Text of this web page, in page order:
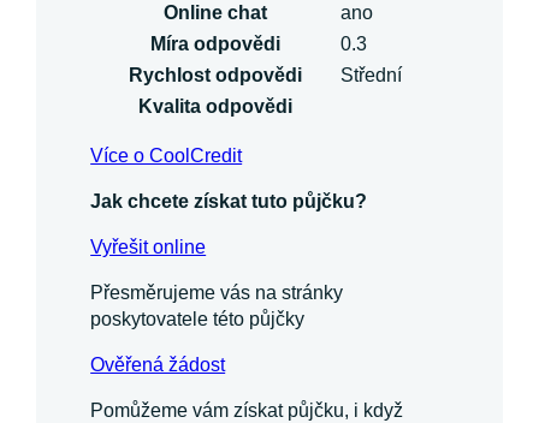
Online chat
ano
Míra odpovědi
0.3
Rychlost odpovědi
Střední
Kvalita odpovědi
Více o CoolCredit
Jak chcete získat tuto půjčku?
Vyřešit online
Přesměrujeme vás na stránky
poskytovatele této půjčky
Ověřená žádost
Pomůžeme vám získat půjčku, i když